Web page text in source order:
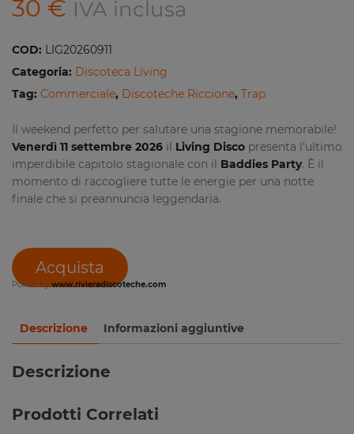
30 € IVA inclusa
COD: LIG20260911
Categoria: Discoteca Living
Tag: Commerciale, Discoteche Riccione, Trap
Il weekend perfetto per salutare una stagione memorabile!
Venerdì 11 settembre 2026 il Living Disco presenta l’ultimo
imperdibile capitolo stagionale con il Baddies Party. È il
momento di raccogliere tutte le energie per una notte
finale che si preannuncia leggendaria.
Acquista
Power by www.rivieradiscoteche.com
Descrizione Informazioni aggiuntive
Descrizione
Prodotti Correlati